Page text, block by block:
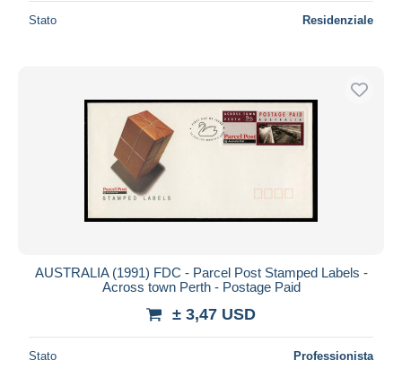
Stato Residenziale
AUSTRALIA (1991) FDC - Parcel Post Stamped Labels -
Across town Perth - Postage Paid
± 3,47 USD
Stato Professionista